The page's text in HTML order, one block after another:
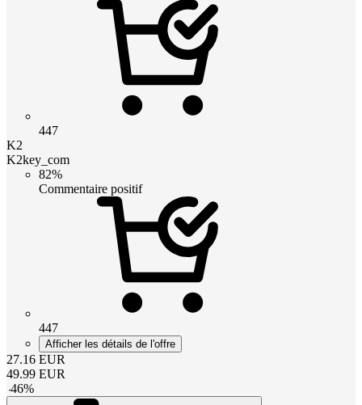
447
K2
K2key_com
82%
Commentaire positif
447
Afficher les détails de l'offre
27.16 EUR
49.99 EUR
-46%